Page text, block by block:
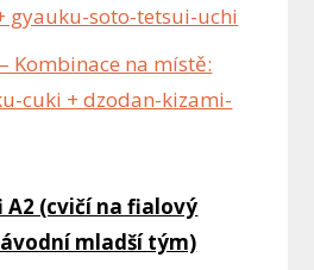
gyauku-soto-tetsui-uchi
Kombinace na místě:
cuki + dzodan-kizami-
A2 (cvičí na fialový
mladší tým)